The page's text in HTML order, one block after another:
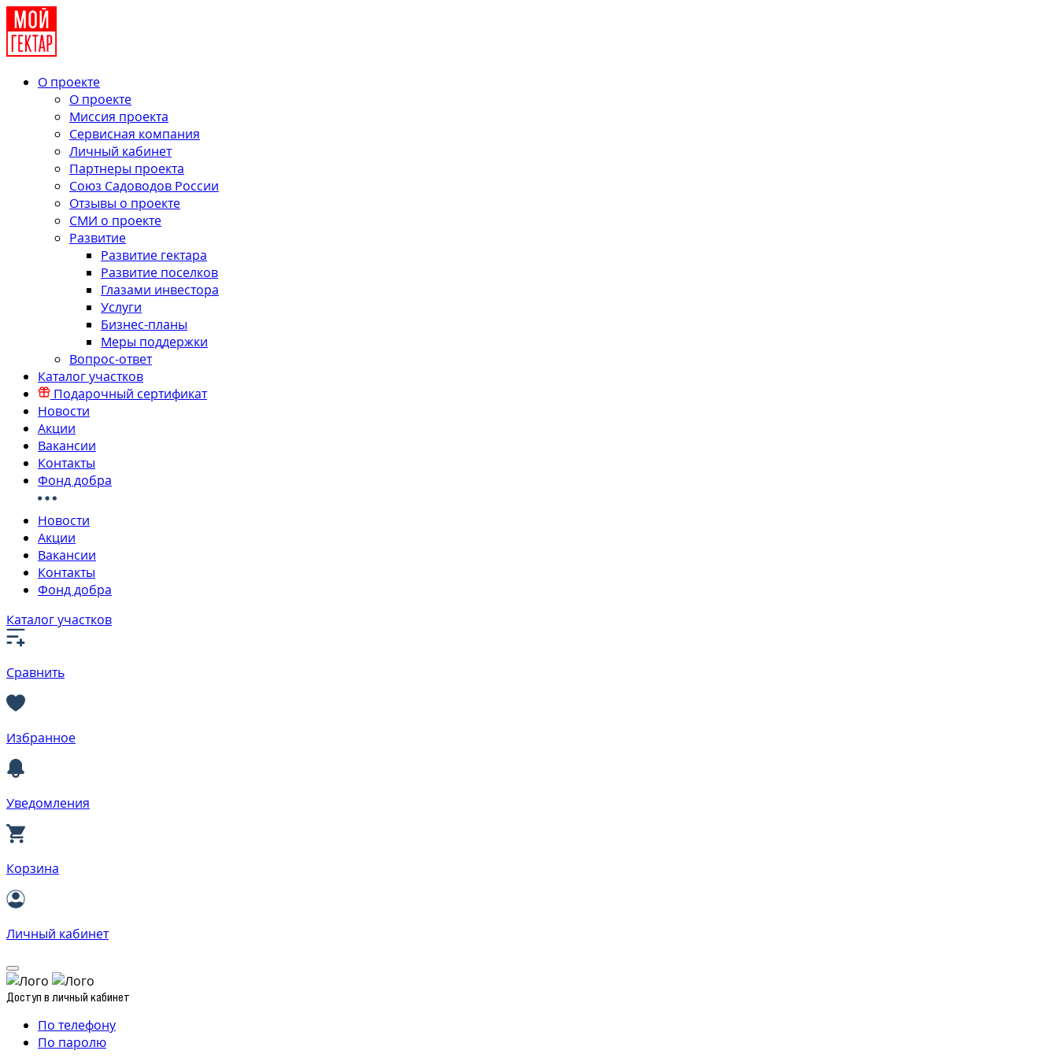
О проекте
О проекте
Миссия проекта
Сервисная компания
Личный кабинет
Партнеры проекта
Союз Садоводов России
Отзывы о проекте
СМИ о проекте
Развитие
Развитие гектара
Развитие поселков
Глазами инвестора
Услуги
Бизнес-планы
Меры поддержки
Вопрос-ответ
Каталог участков
Подарочный сертификат
Новости
Акции
Вакансии
Контакты
Фонд добра
Новости
Акции
Вакансии
Контакты
Фонд добра
Каталог участков
Сравнить
Избранное
Уведомления
Корзина
Личный кабинет
Доступ в личный кабинет
По телефону
По паролю